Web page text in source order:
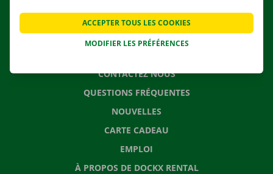
SOLUTIONS DE DÉMÉNAGEMENT
CONTACTEZ NOUS
QUESTIONS FRÉQUENTES
NOUVELLES
CARTE CADEAU
EMPLOI
À PROPOS DE DOCKX RENTAL
MODIFIER LES PRÉFÉRENCES
ACCEPTER TOUS LES COOKIES